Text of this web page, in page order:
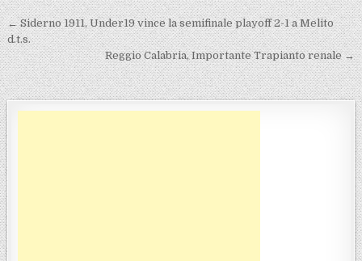
Navigazione articoli
← Siderno 1911, Under19 vince la semifinale playoff 2-1 a Melito
d.t.s.
Reggio Calabria, Importante Trapianto renale →